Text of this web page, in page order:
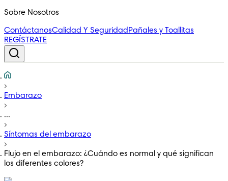
Sobre Nosotros
ContáctanosCalidad Y Seguridad Pañales y Toallitas
REGÍSTRATE
Embarazo
...
Síntomas del embarazo
Flujo en el embarazo: ¿Cuándo es normal y qué significan
los diferentes colores?